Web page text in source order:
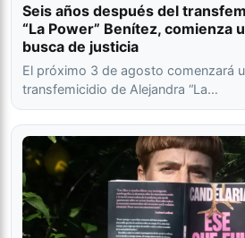
Seis años después del
“La Power” Benítez, comienza
busca de justicia
El próximo 3 de agosto comenzará
transfemicidio de Alejandra “La…